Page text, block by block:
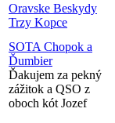
Oravske Beskydy
Trzy Kopce
SOTA Chopok a
Ďumbier
Ďakujem za pekný
zážitok a QSO z
oboch kót Jozef